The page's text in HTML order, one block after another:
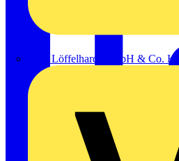
Emil Löffelhardt GmbH & Co. KG